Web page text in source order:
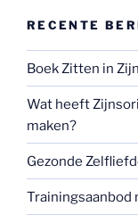
RECENTE
Boek Zitten in Zijn
Wat heeft
maken?
Gezonde
Trainingsaanbod